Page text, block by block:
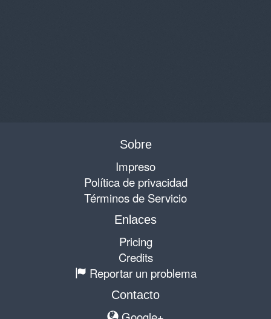
Sobre
Impreso
Política de privacidad
Términos de Servicio
Enlaces
Pricing
Credits
Reportar un problema
Contacto